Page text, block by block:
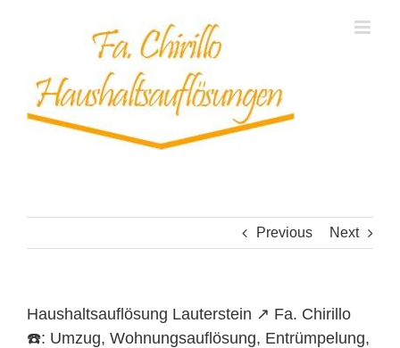
Previous Next
Haushaltsauflösung Lauterstein ↗️ Fa. Chirillo
☎️: Umzug, Wohnungsauflösung, Entrümpelung,